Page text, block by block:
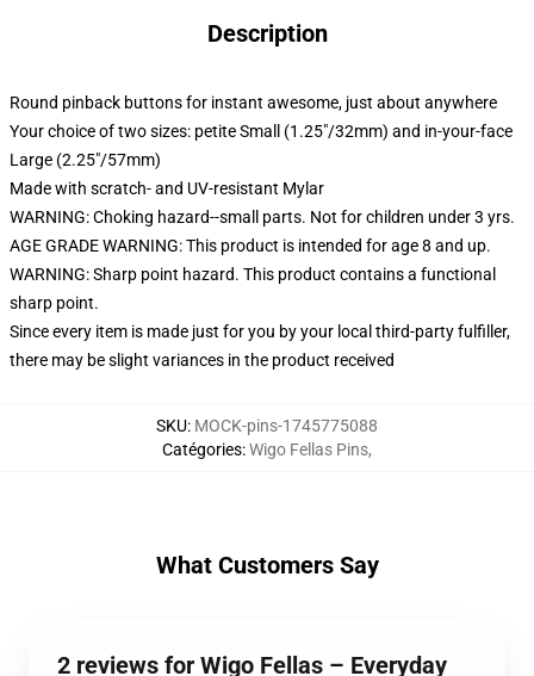
Description
Round pinback buttons for instant awesome, just about anywhere
Your choice of two sizes: petite Small (1.25"/32mm) and in-your-face
Large (2.25"/57mm)
Made with scratch- and UV-resistant Mylar
WARNING: Choking hazard--small parts. Not for children under 3 yrs.
AGE GRADE WARNING: This product is intended for age 8 and up.
WARNING: Sharp point hazard. This product contains a functional
sharp point.
Since every item is made just for you by your local third-party fulfiller,
there may be slight variances in the product received
SKU: MOCK-pins-1745775088
Catégories:Wigo Fellas Pins,
What Customers Say
2 reviews for Wigo Fellas – Everyday